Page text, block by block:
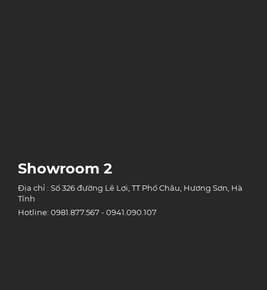
Showroom 2
Địa chỉ : Số 326 đường Lê Lợi, TT Phố Châu, Hương Sơn, Hà
Tĩnh
Hotline: 0981.877.567 - 0941.090.107